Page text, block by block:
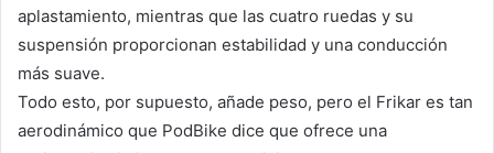
aplastamiento, mientras que las cuatro ruedas y su
suspensión proporcionan estabilidad y una conducción
más suave.
Todo esto, por supuesto, añade peso, pero el Frikar es tan
aerodinámico que PodBike dice que ofrece una